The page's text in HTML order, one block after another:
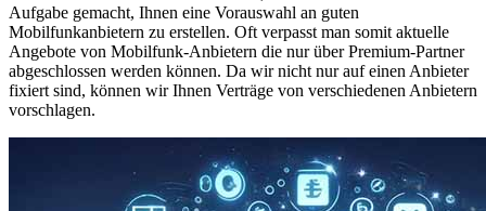
Aufgabe gemacht, Ihnen eine Vorauswahl an guten
Mobilfunkanbietern zu erstellen. Oft verpasst man somit aktuelle
Angebote von Mobilfunk-Anbietern die nur über Premium-Partner
abgeschlossen werden können. Da wir nicht nur auf einen Anbieter
fixiert sind, können wir Ihnen Verträge von verschiedenen Anbietern
vorschlagen.